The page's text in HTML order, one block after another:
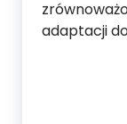
adaptacji